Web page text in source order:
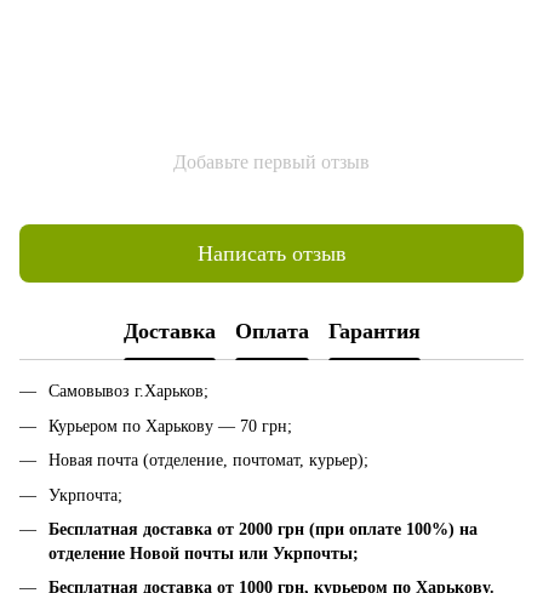
Добавьте первый отзыв
Написать отзыв
Доставка Оплата Гарантия
Самовывоз г.Харьков;
Курьером по Харькову — 70 грн;
Новая почта (отделение, почтомат, курьер);
Укрпочта;
Бесплатная доставка от 2000 грн (при оплате 100%) на
отделение Новой почты или Укрпочты;
Бесплатная доставка от 1000 грн, курьером по Харькову.